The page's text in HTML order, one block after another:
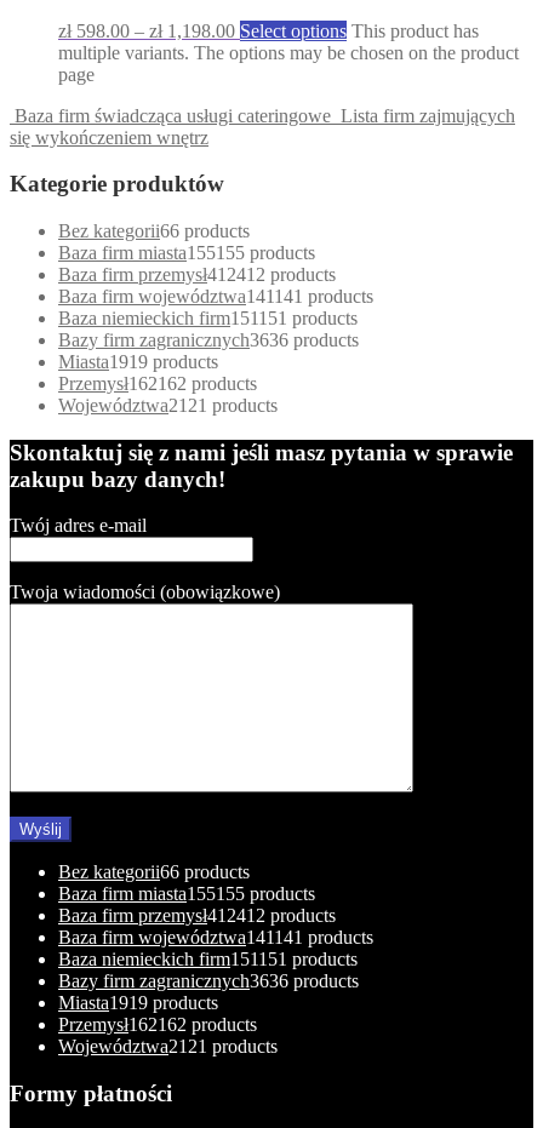
zł598.00 – zł1,198.00 Select options This product has
multiple variants. The options may be chosen on the product
page
Baza firm świadcząca usługi cateringowe Lista firm zajmujących
się wykończeniem wnętrz
Kategorie produktów
Bez kategorii66 products
Baza firm miasta155155 products
Baza firm przemysł412412 products
Baza firm województwa141141 products
Baza niemieckich firm151151 products
Bazy firm zagranicznych3636 products
Miasta1919 products
Przemysł162162 products
Województwa21 21 products
Skontaktuj się z nami jeśli masz pytania w sprawie
zakupu bazy danych!
Twój adres e-mail
Twoja wiadomości (obowiązkowe)
Bez kategorii66 products
Baza firm miasta155155 products
Baza firm przemysł412412 products
Baza firm województwa141141 products
Baza niemieckich firm151151 products
Bazy firm zagranicznych3636 products
Miasta1919 products
Przemysł162162 products
Województwa2121 products
Formy płatności